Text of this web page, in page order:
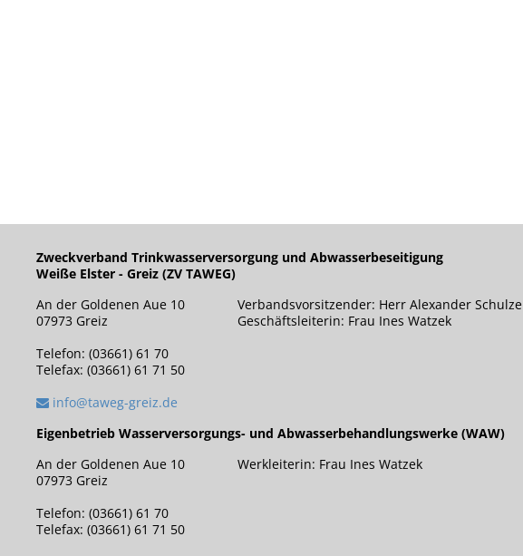
Zweckverband Trinkwasserversorgung und Abwasserbeseitigung
Weiße Elster - Greiz (ZV TAWEG)
An der Goldenen Aue 10
07973 Greiz
Telefon: (03661) 61 70
Telefax: (03661) 61 71 50
info@taweg-greiz.de
Verbandsvorsitzender: Herr Alexander Schulze
Geschäftsleiterin: Frau Ines Watzek
Eigenbetrieb Wasserversorgungs- und Abwasserbehandlungswerke (WAW)
An der Goldenen Aue 10
07973 Greiz
Telefon: (03661) 61 70
Telefax: (03661) 61 71 50
Werkleiterin: Frau Ines Watzek